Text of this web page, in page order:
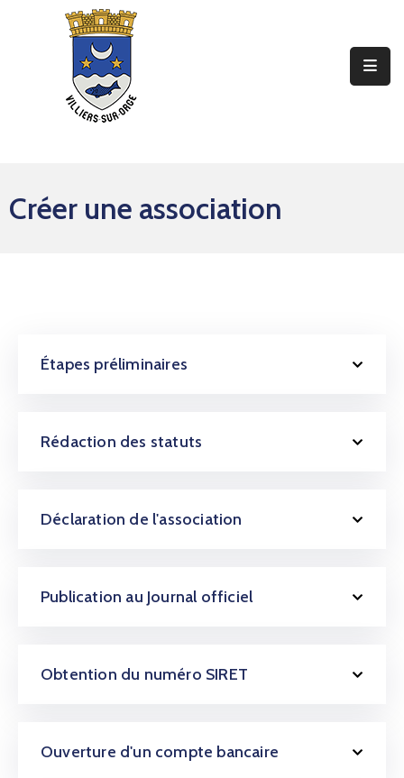
Mes
Créer une association
Étapes préliminaires
Rédaction des statuts
Déclaration de l'association
Publication au Journal officiel
Obtention du numéro SIRET
Ouverture d'un compte bancaire